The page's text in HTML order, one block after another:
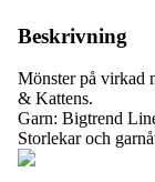
Beskrivning
Mönster på virkad
& Kattens.
Garn: Bigtrend
Storlekar och